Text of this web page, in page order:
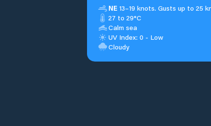
NE 13–19 knots. Gusts up to 25
27 to 29°C
Calm sea
UV Index: 0 - Low
Cloudy